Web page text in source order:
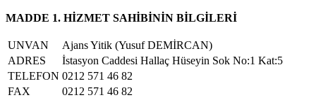
MADDE 1. HİZMET SAHİBİNİN BİLGİLERİ
UNVAN
Ajans Yitik (Yusuf DEMİRCAN)
ADRES
İstasyon Caddesi Hallaç Hüseyin Sok No:1 Kat:5
TELEFON 0212 571 46 82
FAX
0212 571 46 82